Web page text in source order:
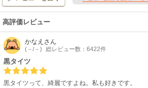
高評価レビュー
かなえ さん
(－/－) 総レビュー数：6422件
黒タイツ
黒タイツって、綺麗ですよね。私も好きです。